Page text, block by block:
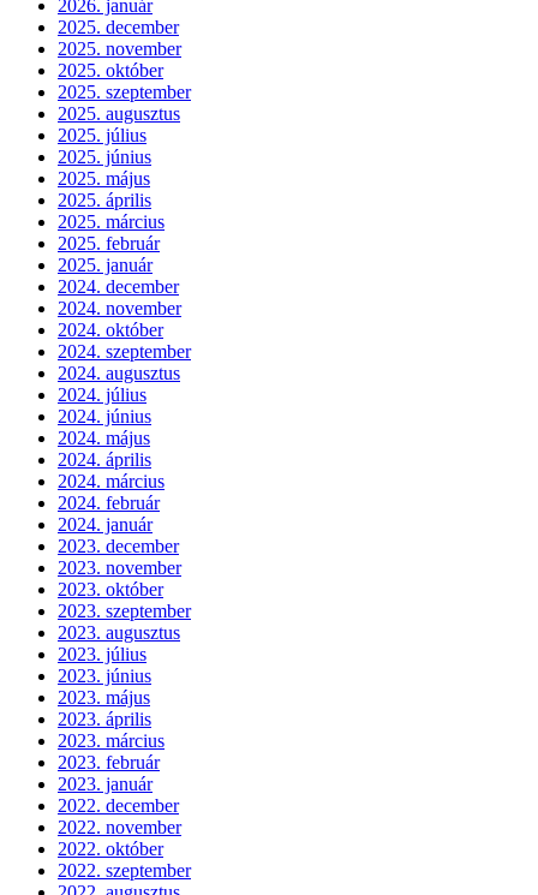
2026. január
2025. december
2025. november
2025. október
2025. szeptember
2025. augusztus
2025. július
2025. június
2025. május
2025. április
2025. március
2025. február
2025. január
2024. december
2024. november
2024. október
2024. szeptember
2024. augusztus
2024. július
2024. június
2024. május
2024. április
2024. március
2024. február
2024. január
2023. december
2023. november
2023. október
2023. szeptember
2023. augusztus
2023. július
2023. június
2023. május
2023. április
2023. március
2023. február
2023. január
2022. december
2022. november
2022. október
2022. szeptember